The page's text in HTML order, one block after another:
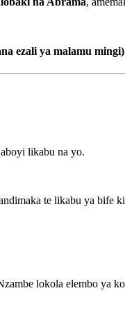
ezali ya malamu
likabu na yo.
te likabu ya bife
lokola elembo ya